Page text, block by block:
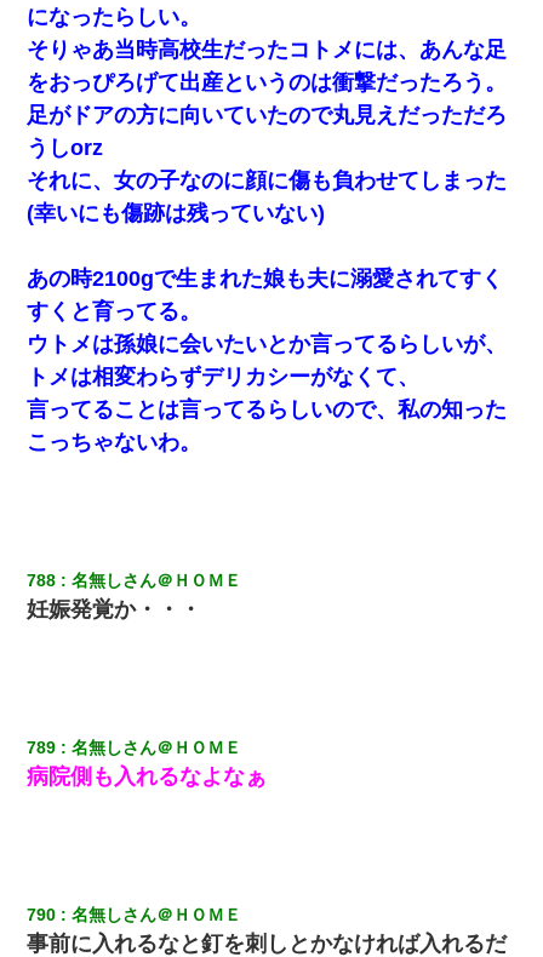
私は家が貧しくて、手に職をつけようと看護師になった。だけど
卒業を控えた年の1月末、車にひかれて看護師になれなくなった。
俺「初対面でなに言ったか覚えてる？」嫁「臭いんだよ！キモオ
タ？だっけ？」俺「だいたい合ってる。で、なんで告白してきた
の？」→
私「結婚やめるわ」 婚約者「え？なんでなんで？」 → 放置した
何年か前に妹は離婚している。当時生まれた姪が義弟の子じゃな
かったため妹有責での離婚になり…
彼女にプロポーズしてOK貰った俺、告げられた結婚条件にブチ切
れて無事婚約破棄・・・
って知ってるの？」相手『 』結果→
「話してみるよ」→ 後日・・・
隣室のお婆ちゃん「下階からの異臭に困ってる、今もすっごく臭
い」私「変だなあ～なにも臭わないよ」→ その後。警察『絶対に
窓とドアを開けないで』
になったらしい。
そりゃあ当時高校生だったコトメには、あんな足
をおっぴろげて出産というのは衝撃だったろう。
足がドアの方に向いていたので丸見えだっただろ
うしorz
それに、女の子なのに顔に傷も負わせてしまった
(幸いにも傷跡は残っていない)
あの時2100gで生まれた娘も夫に溺愛されてすく
すくと育ってる。
ウトメは孫娘に会いたいとか言ってるらしいが、
トメは相変わらずデリカシーがなくて、
言ってることは言ってるらしいので、私の知った
こっちゃないわ。
788 名無しさん＠ＨＯＭＥ
妊娠発覚か・・・
789 名無しさん＠ＨＯＭＥ
病院側も入れるなよなぁ
790 名無しさん＠ＨＯＭＥ
事前に入れるなと釘を刺しとかなければ入れるだ